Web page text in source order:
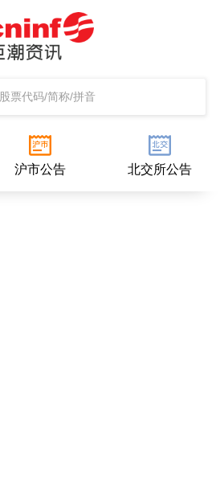
股票代码/简称/拼音
沪市公告 北交所公告